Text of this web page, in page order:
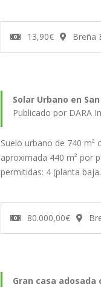
13,90€ Breña
Solar Urbano en
Publicado por DARA
Suelo urbano de 740 m²
aproximada 440 m² por
permitidas: 4 (planta
80.000,00€
Gran casa adosada